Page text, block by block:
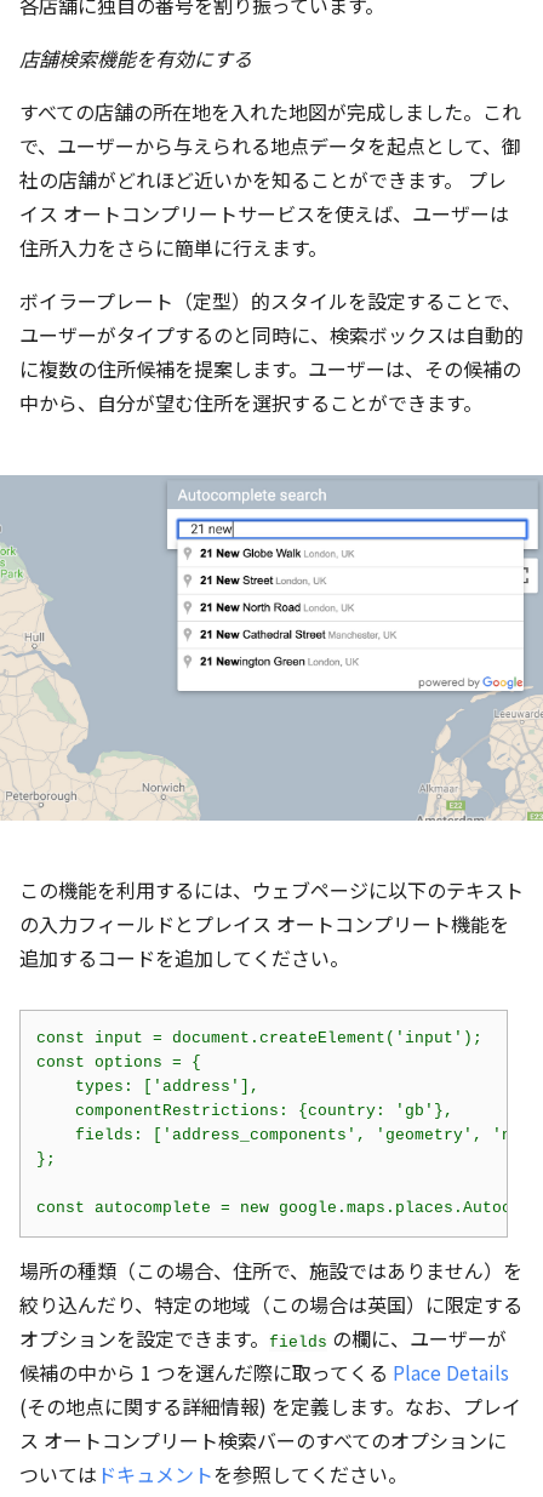
店舗検索機能を有効にする
すべての店舗の所在地を入れた地図が完成しました。これ
で、ユーザーから与えられる地点データを起点として、御
社の店舗がどれほど近いかを知ることができます。 プレ
イス オートコンプリートサービスを使えば、ユーザーは
住所入力をさらに簡単に行えます。
ボイラープレート（定型）的スタイルを設定することで、
ユーザーがタイプするのと同時に、検索ボックスは自動的
に複数の住所候補を提案します。ユーザーは、その候補の
中から、自分が望む住所を選択することができます。
この機能を利用するには、ウェブページに以下のテキスト
の入力フィールドとプレイス オートコンプリート機能を
追加するコードを追加してください。
const autocomplete = new
場所の種類（この場合、住所で、施設ではありません）を
絞り込んだり、特定の地域（この場合は英国）に限定する
オプションを設定できます。
fields の欄に、ユーザーが
候補の中から 1 つを選んだ際に取ってくる Place Details
(その地点に関する詳細情報) を定義します。なお、プレイ
ス オートコンプリート検索バーのすべてのオプションに
ついては ドキュメントを参照してください。